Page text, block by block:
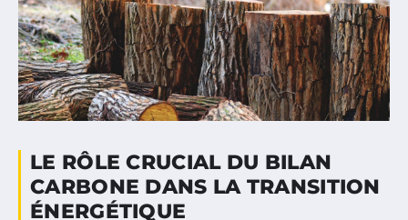
LE RÔLE CRUCIAL DU BILAN
CARBONE DANS LA TRANSITION
ÉNERGÉTIQUE